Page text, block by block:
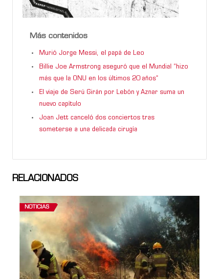
Más contenidos
Murió Jorge Messi, el papá de Leo
Billie Joe Armstrong aseguró que el Mundial “hizo
más que la ONU en los últimos 20 años”
El viaje de Serú Girán por Lebón y Aznar suma un
nuevo capítulo
Joan Jett canceló dos conciertos tras
someterse a una delicada cirugía
RELACIONADOS
NOTICIAS